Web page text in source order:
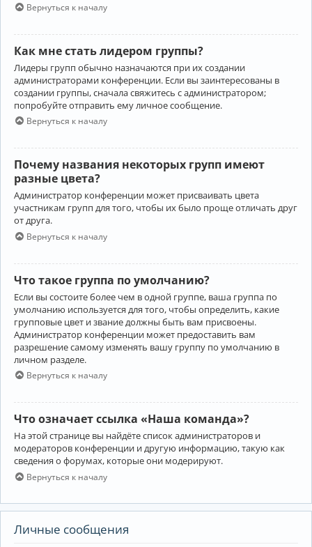
Вернуться к началу
Как мне стать лидером группы?
Лидеры групп обычно назначаются при их создании
администраторами конференции. Если вы заинтересованы в
создании группы, сначала свяжитесь с администратором;
попробуйте отправить ему личное сообщение.
Вернуться к началу
Почему названия некоторых групп имеют
разные цвета?
Администратор конференции может присваивать цвета
участникам групп для того, чтобы их было проще отличать друг
от друга.
Вернуться к началу
Что такое группа по умолчанию?
Если вы состоите более чем в одной группе, ваша группа по
умолчанию используется для того, чтобы определить, какие
групповые цвет и звание должны быть вам присвоены.
Администратор конференции может предоставить вам
разрешение самому изменять вашу группу по умолчанию в
личном разделе.
Вернуться к началу
Что означает ссылка «Наша команда»?
На этой странице вы найдёте список администраторов и
модераторов конференции и другую информацию, такую как
сведения о форумах, которые они модерируют.
Вернуться к началу
Личные сообщения